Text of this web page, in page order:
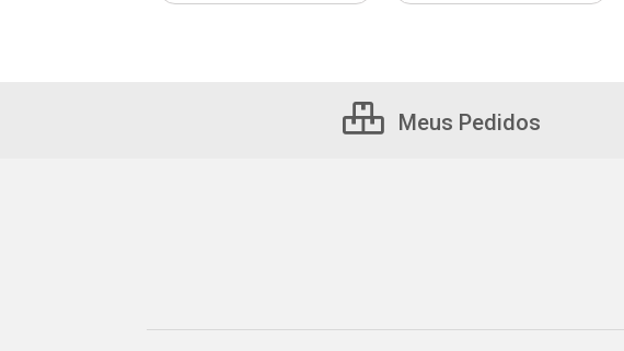
Meus Pedidos